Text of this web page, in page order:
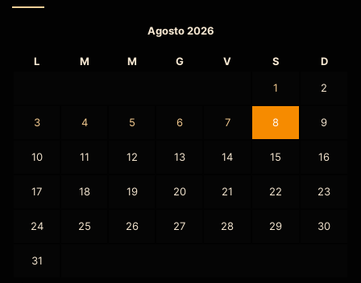
Agosto 2026
L M M G V S D
1 2
3 4 5 6 7 8 9
10 11 12 13 14 15 16
17 18 19 20 21 22 23
24 25 26 27 28 29 30
31